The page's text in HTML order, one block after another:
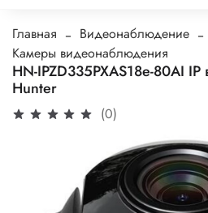
Главная
Видеонаблюдение
Камеры видеонаблюдения
HN-IPZD335PXAS18e-80AI
Hunter
(0)